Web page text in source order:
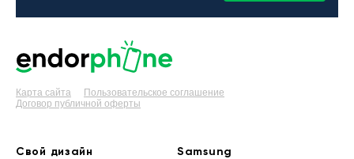
Карта сайта
Пользовательское соглашение
Договор публичной оферты
Свой дизайн
Samsung